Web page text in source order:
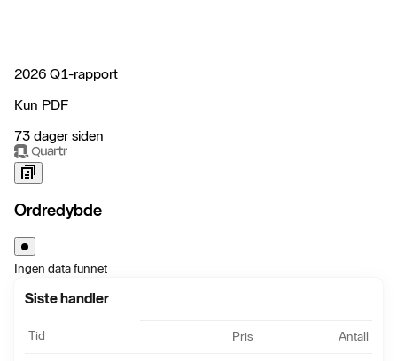
2026 Q1-rapport
Kun PDF
73 dager siden
Ordredybde
Ingen data funnet
Siste handler
Tid Pris Antall